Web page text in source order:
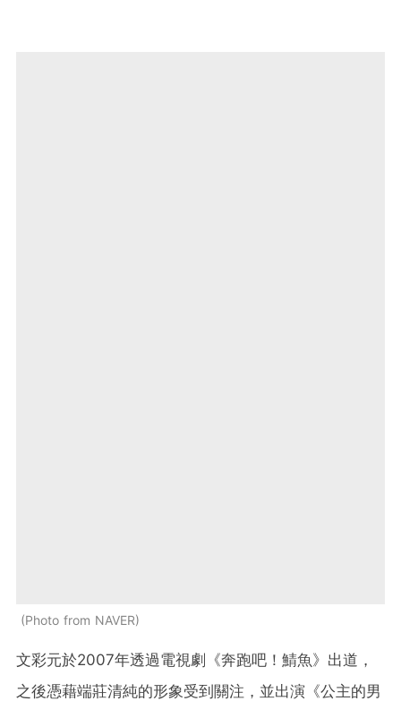
Photo from NAVER
文彩元於2007年透過電視劇《奔跑吧！鯖魚》出道，
之後憑藉端莊清純的形象受到關注，並出演《公主的男